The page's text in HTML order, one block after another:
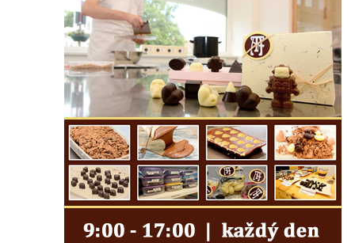
Hrob Šumových na hřbitově v Benešově
nad Ploučnicí
Hrob Theodora Sommera na hřbitově v
Benešově nad Ploučnicí
Hrob Wendelina Janiche na hřbitově v
Benešově nad Ploučnicí
Hrob Christodoulona Panayiotise na
hřbitově v Benešově nad Ploučnicí
Hrob Franze Wünsche na hřbitově v